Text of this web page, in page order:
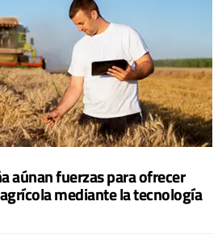
aúnan fuerzas para ofrecer
mediante la tecnología